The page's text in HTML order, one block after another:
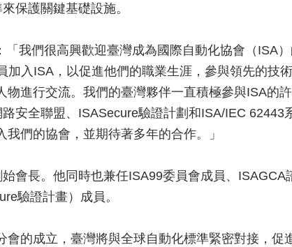
保護關鍵基礎設施。
「我們很高興歡迎臺灣成為國際自動化協會（ISA
加入ISA，以促進他們的職業生涯，參與領先的技
物進行交流。我們的臺灣夥伴一直積極參與ISA的
安全聯盟、ISASecure驗證計劃和ISA/IEC 62443
們的協會，並期待著多年的合作。」
會長。他同時也兼任ISA99委員會成員、ISAGCA
驗證計畫）成員。
會的成立，臺灣將與全球自動化標準緊密對接，促